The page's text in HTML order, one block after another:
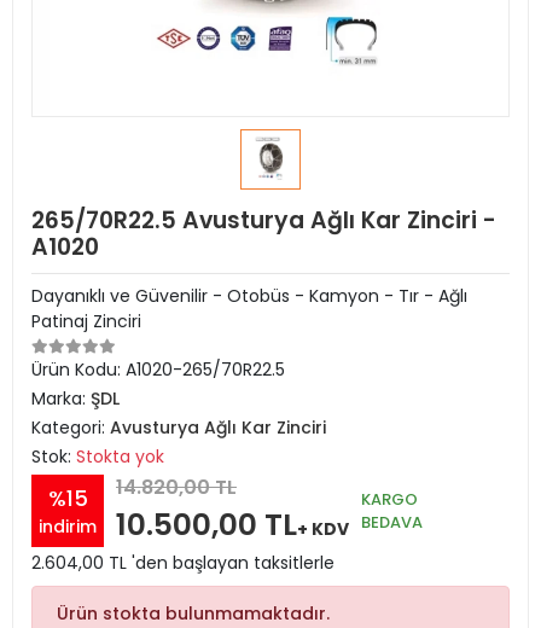
265/70R22.5 Avusturya Ağlı Kar Zinciri -
A1020
Dayanıklı ve Güvenilir - Otobüs - Kamyon - Tır - Ağlı
Patinaj Zinciri
Ürün Kodu: A1020-265/70R22.5
Marka: ŞDL
Kategori: Avusturya Ağlı Kar Zinciri
Stok: Stokta yok
%15
indirim
14.820,00 TL
10.500,00 TL+ KDV
KARGO
BEDAVA
2.604,00 TL 'den başlayan taksitlerle
Ürün stokta bulunmamaktadır.